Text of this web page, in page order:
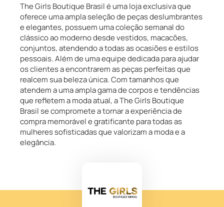
The Girls Boutique Brasil é uma loja exclusiva que
oferece uma ampla seleção de peças deslumbrantes
e elegantes, possuem uma coleção semanal do
clássico ao moderno desde vestidos, macacões,
conjuntos, atendendo a todas as ocasiões e estilos
pessoais. Além de uma equipe dedicada para ajudar
os clientes a encontrarem as peças perfeitas que
realcem sua beleza única. Com tamanhos que
atendem a uma ampla gama de corpos e tendências
que refletem a moda atual, a The Girls Boutique
Brasil se compromete a tornar a experiência de
compra memorável e gratificante para todas as
mulheres sofisticadas que valorizam a moda e a
elegância.